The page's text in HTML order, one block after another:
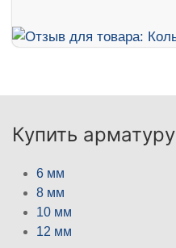
Купить арматуру
6 мм
8 мм
10 мм
12 мм